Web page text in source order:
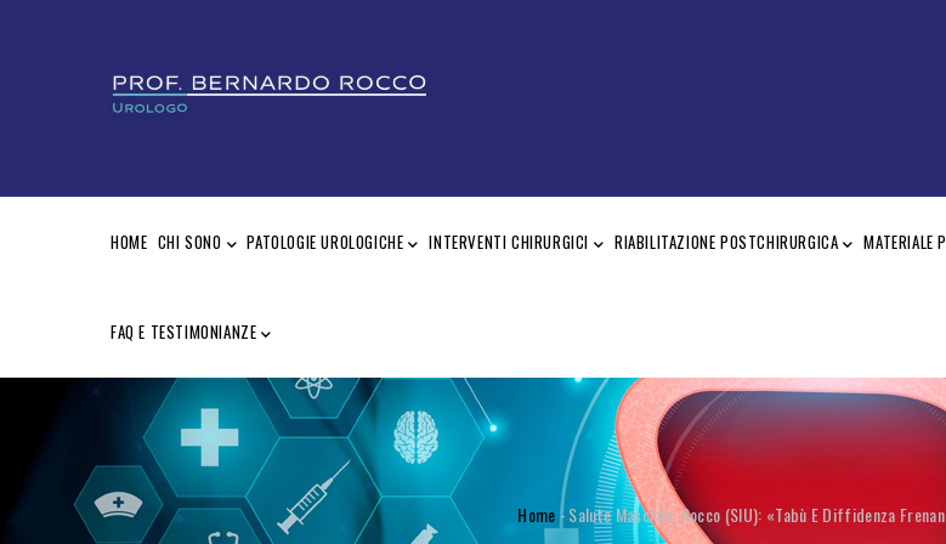
NAVIGATION
HOME CHI SONO PATOLOGIE UROLOGICHE INTERVENTI CHIRURGICI RIABILITAZIONE POSTCHIRURGICA MATERIALE
FAQ E TESTIMONIANZE
BRICIOLE
Home-Salute Maschile, Rocco (SIU): «Tabù E Diffidenza